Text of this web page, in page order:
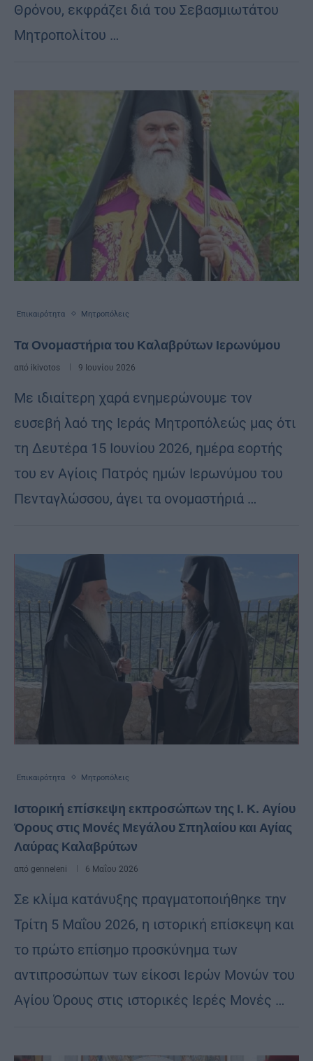
Θρόνου, εκφράζει διά του Σεβασμιωτάτου
Μητροπολίτου …
Επικαιρότητα Μητροπόλεις
Τα Ονομαστήρια του Καλαβρύτων Ιερωνύμου
από ikivotos 9 Ιουνίου 2026
Με ιδιαίτερη χαρά ενημερώνουμε τον
ευσεβή λαό της Ιεράς Μητροπόλεώς μας ότι
τη Δευτέρα 15 Ιουνίου 2026, ημέρα εορτής
του εν Αγίοις Πατρός ημών Ιερωνύμου του
Πενταγλώσσου, άγει τα ονομαστήριά …
Επικαιρότητα Μητροπόλεις
Ιστορική επίσκεψη εκπροσώπων της Ι. Κ. Αγίου
Όρους στις Μονές Μεγάλου Σπηλαίου και Αγίας
Λαύρας Καλαβρύτων
από genneleni 6 Μαΐου 2026
Σε κλίμα κατάνυξης πραγματοποιήθηκε την
Τρίτη 5 Μαΐου 2026, η ιστορική επίσκεψη και
το πρώτο επίσημο προσκύνημα των
αντιπροσώπων των είκοσι Ιερών Μονών του
Αγίου Όρους στις ιστορικές Ιερές Μονές …